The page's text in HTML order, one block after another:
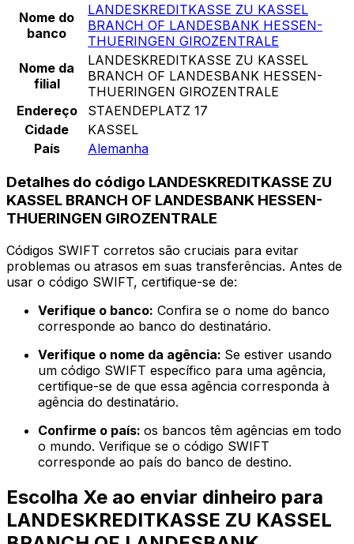
Nome do
banco
LANDESKREDITKASSE ZU KASSEL
BRANCH OF LANDESBANK HESSEN-
THUERINGEN GIROZENTRALE
Nome da
filial
LANDESKREDITKASSE ZU KASSEL
BRANCH OF LANDESBANK HESSEN-
THUERINGEN GIROZENTRALE
Endereço
STAENDEPLATZ 17
Cidade
KASSEL
País
Alemanha
Detalhes do código LANDESKREDITKASSE ZU
KASSEL BRANCH OF LANDESBANK HESSEN-
THUERINGEN GIROZENTRALE
Códigos SWIFT corretos são cruciais para evitar
problemas ou atrasos em suas transferências. Antes de
usar o código SWIFT, certifique-se de:
Verifique o banco: Confira se o nome do banco
corresponde ao banco do destinatário.
Verifique o nome da agência: Se estiver usando
um código SWIFT específico para uma agência,
certifique-se de que essa agência corresponda à
agência do destinatário.
Confirme o país: os bancos têm agências em todo
o mundo. Verifique se o código SWIFT
corresponde ao país do banco de destino.
Escolha Xe ao enviar dinheiro para
LANDESKREDITKASSE ZU KASSEL